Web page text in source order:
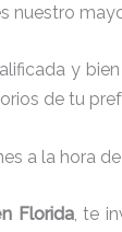
nuestro
y
de tu
a la hora de
Florida, te